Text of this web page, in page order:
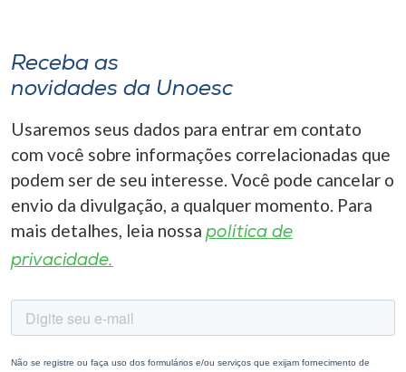
Receba as
novidades da Unoesc
Usaremos seus dados para entrar em contato
com você sobre informações correlacionadas que
podem ser de seu interesse. Você pode cancelar o
envio da divulgação, a qualquer momento. Para
mais detalhes, leia nossa política de
privacidade.